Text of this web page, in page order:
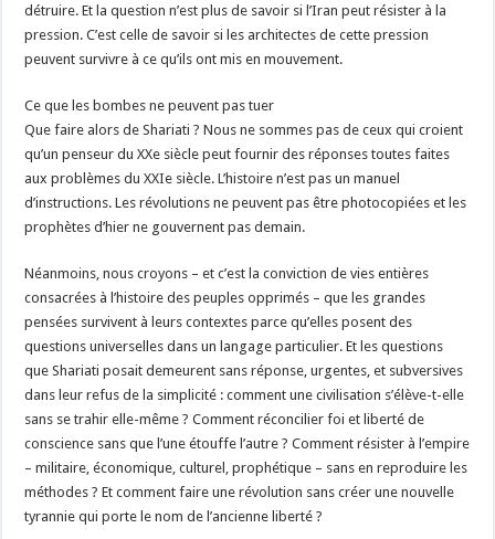
détruire. Et la question n’est plus de savoir si l’Iran peut résister à la
pression. C’est celle de savoir si les architectes de cette pression
peuvent survivre à ce qu’ils ont mis en mouvement.
Ce que les bombes ne peuvent pas tuer
Que faire alors de Shariati ? Nous ne sommes pas de ceux qui croient
qu’un penseur du XXe siècle peut fournir des réponses toutes faites
aux problèmes du XXIe siècle. L’histoire n’est pas un manuel
d’instructions. Les révolutions ne peuvent pas être photocopiées et les
prophètes d’hier ne gouvernent pas demain.
Néanmoins, nous croyons – et c’est la conviction de vies entières
consacrées à l’histoire des peuples opprimés – que les grandes
pensées survivent à leurs contextes parce qu’elles posent des
questions universelles dans un langage particulier. Et les questions
que Shariati posait demeurent sans réponse, urgentes, et subversives
dans leur refus de la simplicité : comment une civilisation s’élève-t-elle
sans se trahir elle-même ? Comment réconcilier foi et liberté de
conscience sans que l’une étouffe l’autre ? Comment résister à l’empire
– militaire, économique, culturel, prophétique – sans en reproduire les
méthodes ? Et comment faire une révolution sans créer une nouvelle
tyrannie qui porte le nom de l’ancienne liberté ?